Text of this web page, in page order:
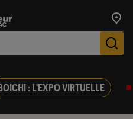
: L'EXPO VIRTUELLE